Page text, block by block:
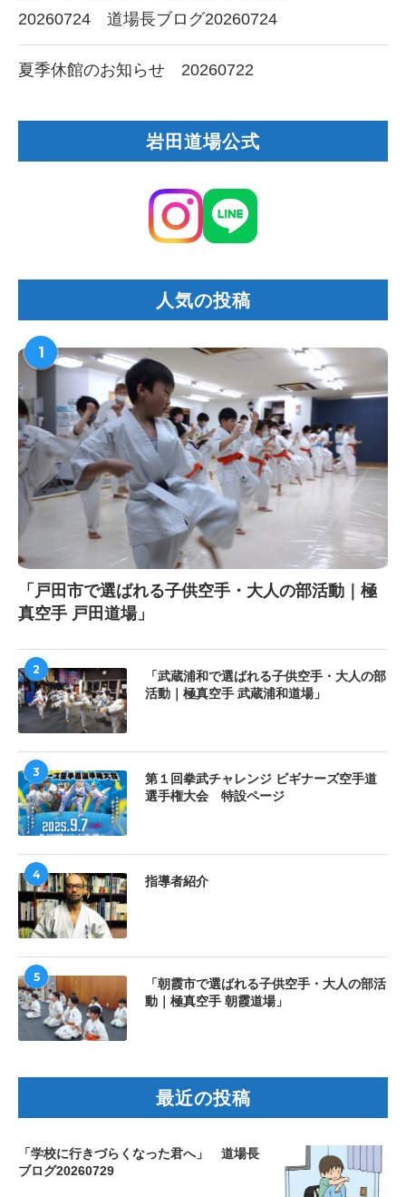
20260724 道場長ブログ20260724
夏季休館のお知らせ 20260722
岩田道場公式
人気の投稿
1
「戸田市で選ばれる子供空手・大人の部活動｜極
真空手 戸田道場」
2
「武蔵浦和で選ばれる子供空手・大人の部
活動｜極真空手 武蔵浦和道場」
3
第１回拳武チャレンジ ビギナーズ空手道
選手権大会 特設ページ
4
指導者紹介
5
「朝霞市で選ばれる子供空手・大人の部活
動｜極真空手 朝霞道場」
最近の投稿
「学校に行きづらくなった君へ」 道場長
ブログ20260729